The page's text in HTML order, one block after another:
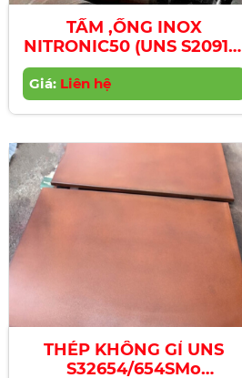
TẤM ,ỐNG INOX
NITRONIC50 (UNS S20910,
XM-19)
Giá: Liên hệ
THÉP KHÔNG GỈ UNS
S32654/654SMo